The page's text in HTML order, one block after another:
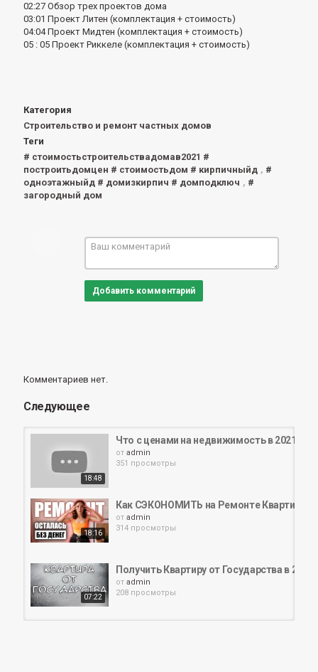
02:27 Обзор трех проектов дома
03:01 Проект Литен (комплектация + стоимость)
04:04 Проект Мидтен (комплектация + стоимость)
05 : 05 Проект Риккеле (комплектация + стоимость)
Категория
Строительство и ремонт частных домов
Теги
# стоимостьстроительствадомав2021 #
построитьдомцен # стоимостьдом # кирпичныйд , #
одноэтажныйд # домизкирпич # домподключ , #
загородный дом
Добавить комментарий
Комментариев нет.
Следующее
18:48
Что с ценами на недвижимость в 2021
от admin
351 просмотры
18:16
Как СЭКОНОМИТЬ на Ремонте Квартиры в
от admin
314 просмотры
07:22
Получить Квартиру от Государства в 2021
от admin
208 просмотры